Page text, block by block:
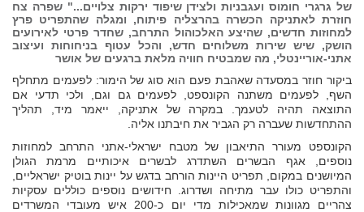
של גרגרי חומוס ועגבניות ולצידן שיפוד ירקות צלויים..." שפרה צח
חוזרת לאתניקה הכשרה בהרצליה פיתוח, ומגלה שהתפריט פרץ
למחוזות חדשים, שהיצע האלכוהול התרחב, שחדר פרטי לאירועים
הושק, שיש שירות משלוחים חדש, והכל עטוף בניחוחות ועיצוב
אתני-אוריינטלי, מה שמבטיח חוויה מלאת ברגעים של אושר
ביקור חוזר במסעדה שאהבת פעם הוא סוג של הימור: לפעמים מתחלף
השף, לפעמים משתנה הקונספט, לפעמים גם וגם, ולכי תדעי אם
התוצאה תהיה לטעמך. במקרה של אתניקה, ייאמר מיד, תהליך
ההתחדשות שעברה רק הגביר את חיבתנו אליה.
הקונספט מעורר התיאבון של מטבח ישראלי-אתני התרחב למחוזות
נוספים, אגף הבשרים השתדרג לבשרים איכותיים מרמת הגולן
המיושנים במקום, תפריט היינות הורחב בדגש על יינות בוטיק ישראליים,
והתפריט כולו עבר מתיחה ושדרוג. חידושים נוספים כוללים עסקיות
צהריים מגוונות שמאכילות מדי יום כ-200 איש מעובדי המשרדים